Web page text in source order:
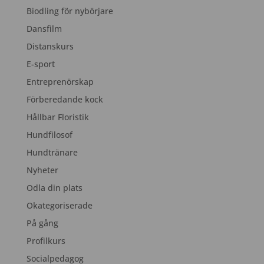
Biodling för nybörjare
Dansfilm
Distanskurs
E-sport
Entreprenörskap
Förberedande kock
Hållbar Floristik
Hundfilosof
Hundtränare
Nyheter
Odla din plats
Okategoriserade
På gång
Profilkurs
Socialpedagog